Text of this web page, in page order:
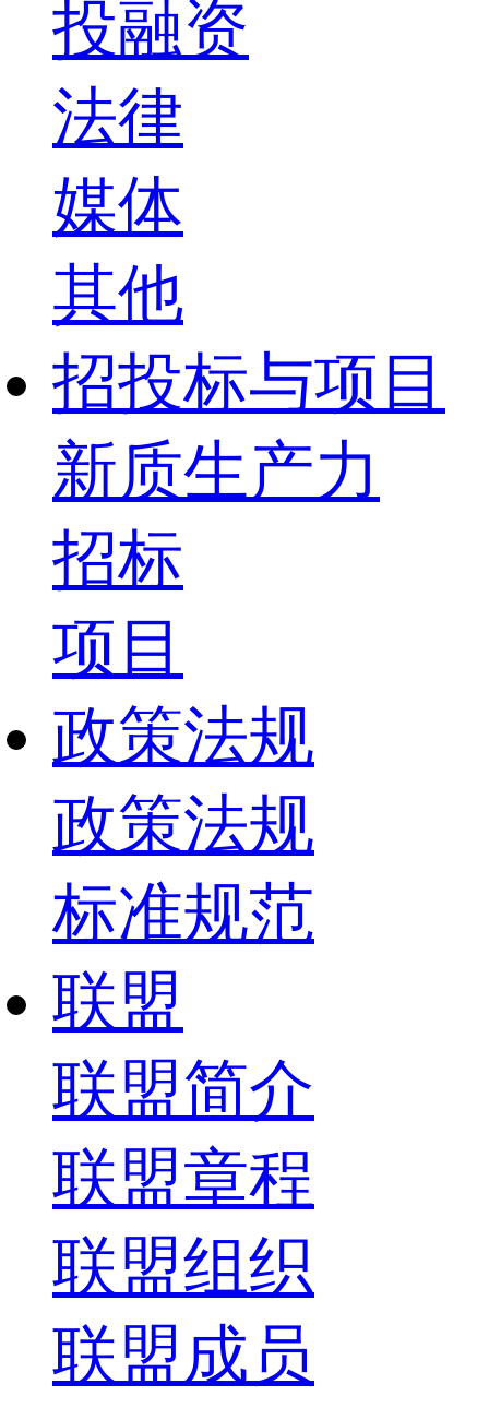
投融资
法律
媒体
其他
招投标与项目
新质生产力
招标
项目
政策法规
政策法规
标准规范
联盟
联盟简介
联盟章程
联盟组织
联盟成员